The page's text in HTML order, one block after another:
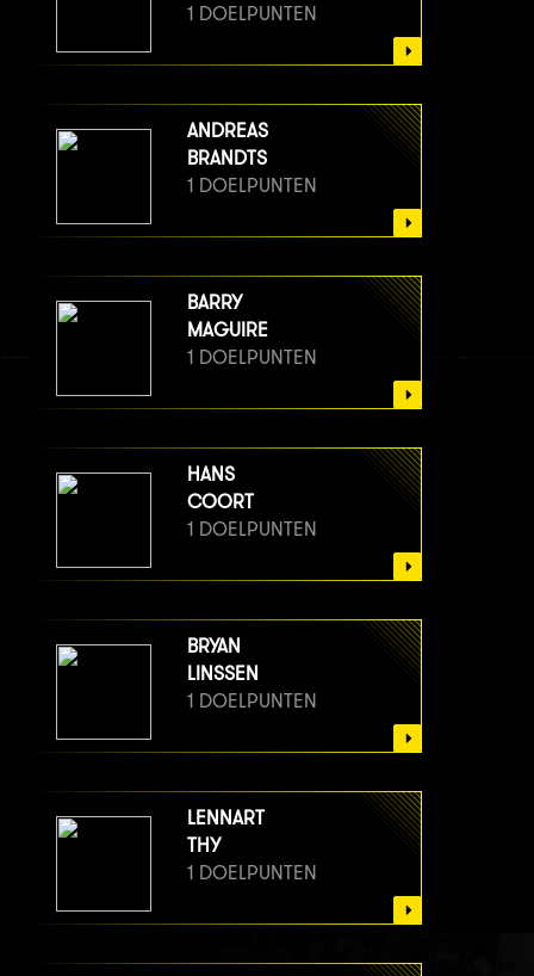
1 DOELPUNTEN
ANDREAS
BRANDTS
1 DOELPUNTEN
BARRY
MAGUIRE
1 DOELPUNTEN
HANS
COORT
1 DOELPUNTEN
BRYAN
LINSSEN
1 DOELPUNTEN
LENNART
THY
1 DOELPUNTEN